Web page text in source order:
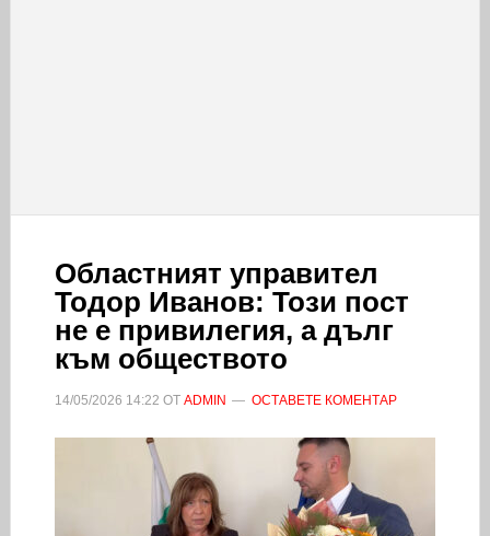
Областният управител
Тодор Иванов: Този пост
не е привилегия, а дълг
към обществото
14/05/2026 14:22 ОТ ADMIN ОСТАВЕТЕ КОМЕНТАР